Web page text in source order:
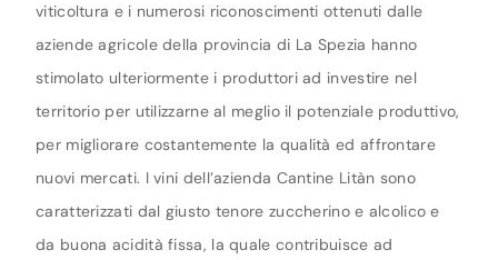
viticoltura e i numerosi riconoscimenti ottenuti dalle
aziende agricole della provincia di La Spezia hanno
stimolato ulteriormente i produttori ad investire nel
territorio per utilizzarne al meglio il potenziale produttivo,
per migliorare costantemente la qualità ed affrontare
nuovi mercati. I vini dell’azienda Cantine Litàn sono
caratterizzati dal giusto tenore zuccherino e alcolico e
da buona acidità fissa, la quale contribuisce ad